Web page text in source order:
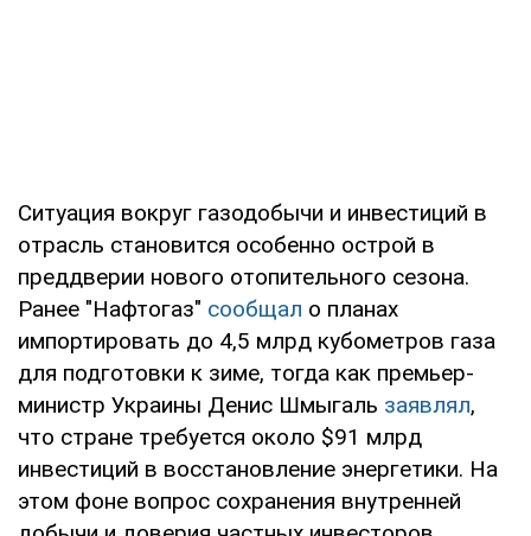
Ситуация вокруг газодобычи и инвестиций в
отрасль становится особенно острой в
преддверии нового отопительного сезона.
Ранее "Нафтогаз" сообщал о планах
импортировать до 4,5 млрд кубометров газа
для подготовки к зиме, тогда как премьер-
министр Украины Денис Шмыгаль заявлял,
что стране требуется около $91 млрд
инвестиций в восстановление энергетики. На
этом фоне вопрос сохранения внутренней